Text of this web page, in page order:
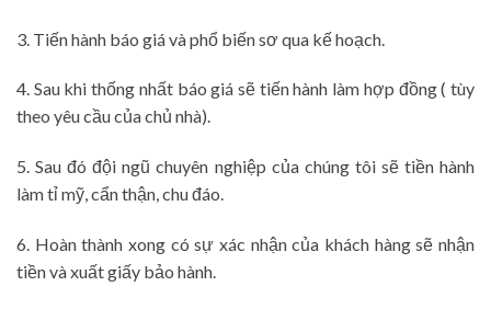
3. Tiến hành báo giá và phổ biến sơ qua kế hoạch.
4. Sau khi thống nhất báo giá sẽ tiến hành làm hợp đồng ( tùy
theo yêu cầu của chủ nhà).
5. Sau đó đội ngũ chuyên nghiệp của chúng tôi sẽ tiền hành
làm tỉ mỹ, cẩn thận, chu đáo.
6. Hoàn thành xong có sự xác nhận của khách hàng sẽ nhận
tiền và xuất giấy bảo hành.